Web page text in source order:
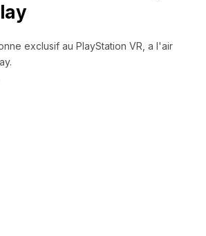
exclusif au PlayStation VR, a l'air